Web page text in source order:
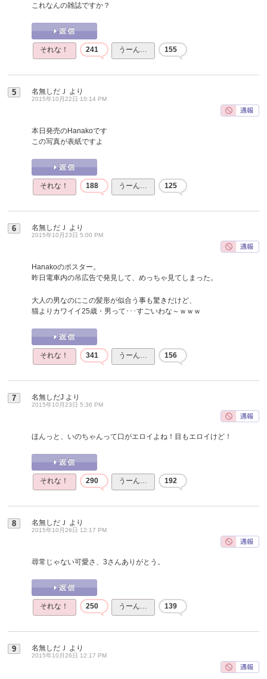
これなんの雑誌ですか？
それな！ 241 うーん… 155
5 名無しだＪ より
2015年10月22日 10:14 PM
本日発売のHanakoです
この写真が表紙ですよ
それな！ 188 うーん… 125
6 名無しだＪ より
2015年10月23日 5:00 PM
Hanakoのポスター。
昨日電車内の吊広告で発見して、めっちゃ見てしまった。
大人の男なのにこの髪形が似合う事も驚きだけど、
猫よりカワイイ25歳・男って･･･すごいわな～ｗｗｗ
それな！ 341 うーん… 156
7 名無しだJ より
2015年10月23日 5:36 PM
ほんっと、いのちゃんって口がエロイよね！目もエロイけど！
それな！ 290 うーん… 192
8 名無しだＪ より
2015年10月26日 12:17 PM
尋常じゃない可愛さ、3さんありがとう。
それな！ 250 うーん… 139
9 名無しだＪ より
2015年10月26日 12:17 PM